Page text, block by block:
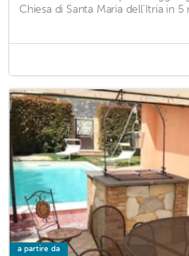
Chiesa di Santa Maria dell'Itria in
a partire da